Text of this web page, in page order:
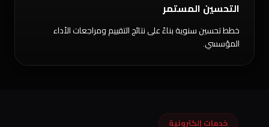
التحسين المستمر
خطط تحسين سنوية بناءً على نتائج التقييم ومراجعات الأداء
المؤسسي.
خدمات إلكترونية